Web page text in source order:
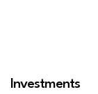
Investments